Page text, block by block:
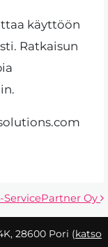
käyttöön
Ratkaisun
ServicePartner Oy
28600 Pori (katso